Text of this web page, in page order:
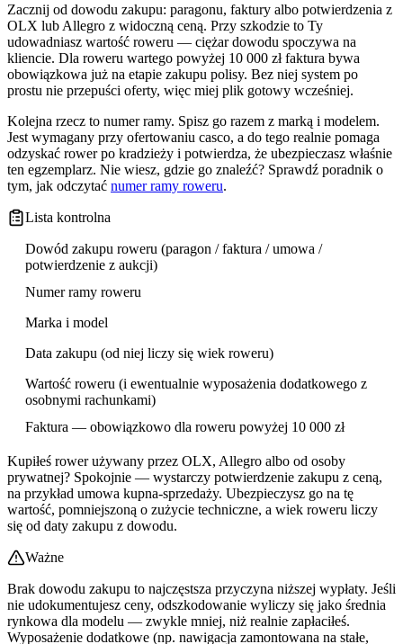
Zacznij od dowodu zakupu: paragonu, faktury albo potwierdzenia z
OLX lub Allegro z widoczną ceną. Przy szkodzie to Ty
udowadniasz wartość roweru — ciężar dowodu spoczywa na
kliencie. Dla roweru wartego powyżej 10 000 zł faktura bywa
obowiązkowa już na etapie zakupu polisy. Bez niej system po
prostu nie przepuści oferty, więc miej plik gotowy wcześniej.
Kolejna rzecz to numer ramy. Spisz go razem z marką i modelem.
Jest wymagany przy ofertowaniu casco, a do tego realnie pomaga
odzyskać rower po kradzieży i potwierdza, że ubezpieczasz właśnie
ten egzemplarz. Nie wiesz, gdzie go znaleźć? Sprawdź poradnik o
tym, jak odczytać numer ramy roweru.
Lista kontrolna
Dowód zakupu roweru (paragon / faktura / umowa /
potwierdzenie z aukcji)
Numer ramy roweru
Marka i model
Data zakupu (od niej liczy się wiek roweru)
Wartość roweru (i ewentualnie wyposażenia dodatkowego z
osobnymi rachunkami)
Faktura — obowiązkowo dla roweru powyżej 10 000 zł
Kupiłeś rower używany przez OLX, Allegro albo od osoby
prywatnej? Spokojnie — wystarczy potwierdzenie zakupu z ceną,
na przykład umowa kupna-sprzedaży. Ubezpieczysz go na tę
wartość, pomniejszoną o zużycie techniczne, a wiek roweru liczy
się od daty zakupu z dowodu.
Ważne
Brak dowodu zakupu to najczęstsza przyczyna niższej wypłaty. Jeśli
nie udokumentujesz ceny, odszkodowanie wyliczy się jako średnia
rynkowa dla modelu — zwykle mniej, niż realnie zapłaciłeś.
Wyposażenie dodatkowe (np. nawigacja zamontowana na stałe,